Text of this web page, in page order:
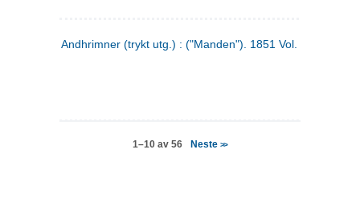
Andhrimner (trykt utg.) : ("Manden"). 1851 Vol. 1 Nr. 6
1–10 av 56 Neste>>